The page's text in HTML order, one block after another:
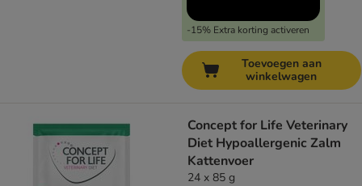
-15% Extra korting activeren
Toevoegen aan
winkelwagen
Concept for Life Veterinary
Diet Hypoallergenic Zalm
Kattenvoer
24 x 85 g